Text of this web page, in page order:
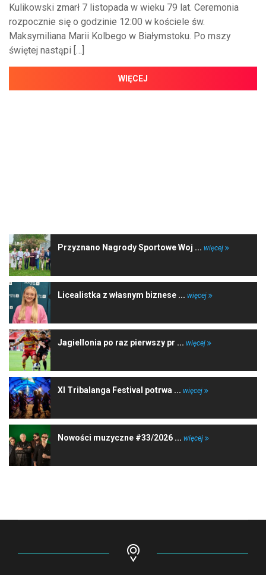
Kulikowski zmarł 7 listopada w wieku 79 lat. Ceremonia
rozpocznie się o godzinie 12:00 w kościele św.
Maksymiliana Marii Kolbego w Białymstoku. Po mszy
świętej nastąpi […]
WIĘCEJ
Przyznano Nagrody Sportowe Woj ... więcej
Licealistka z własnym biznese ... więcej
Jagiellonia po raz pierwszy pr ... więcej
XI Tribalanga Festival potrwa ... więcej
Nowości muzyczne #33/2026 ... więcej